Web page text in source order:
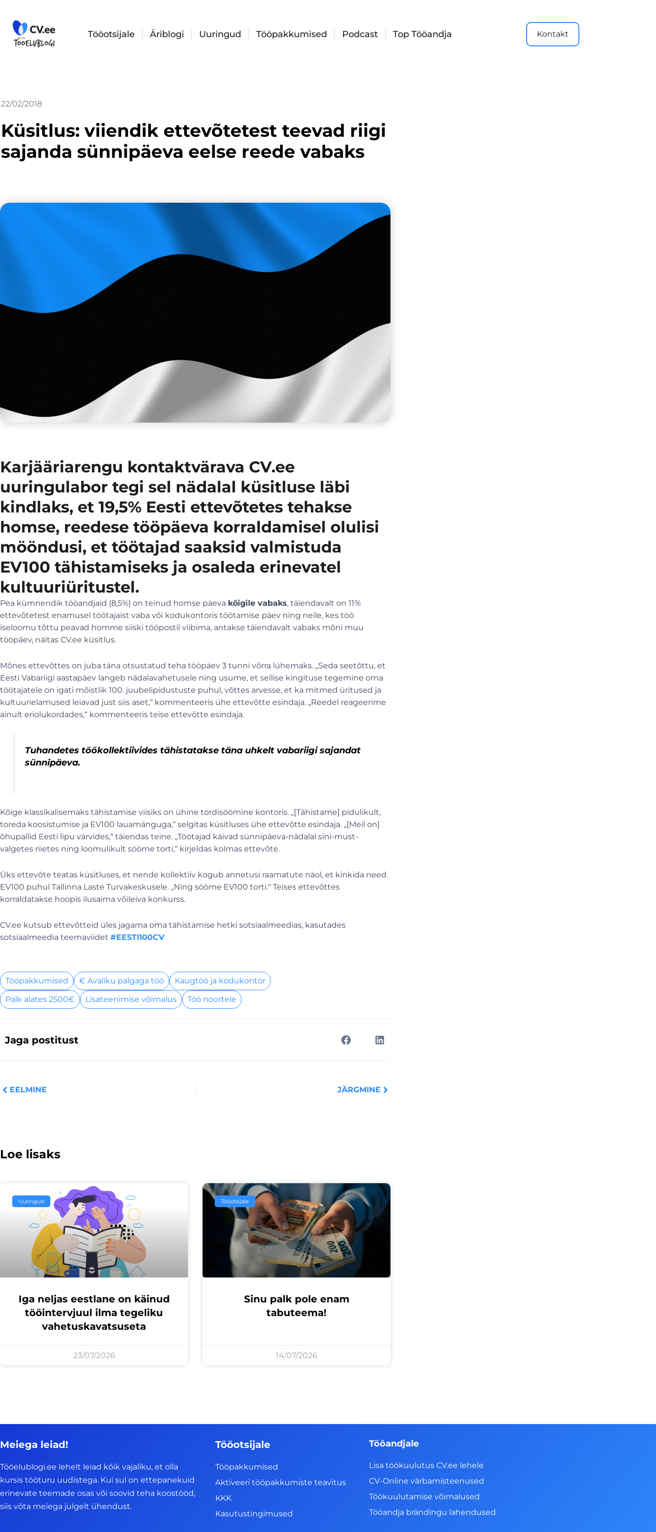
content
Tööotsijale Äriblogi Uuringud Tööpakkumised Podcast Top Tööandja Kontakt
22/02/2018
Küsitlus: viiendik ettevõtetest teevad riigi
sajanda sünnipäeva eelse reede vabaks
Karjääriarengu kontaktvärava CV.ee
uuringulabor tegi sel nädalal küsitluse läbi
kindlaks, et 19,5% Eesti ettevõtetes tehakse
homse, reedese tööpäeva korraldamisel olulisi
mööndusi, et töötajad saaksid valmistuda
EV100 tähistamiseks ja osaleda erinevatel
kultuuriüritustel.
Pea kümnendik tööandjaid (8,5%) on teinud homse päeva kõigile vabaks, täiendavalt on 11%
ettevõtetest enamusel töötajaist vaba või kodukontoris töötamise päev ning neile, kes töö
iseloomu tõttu peavad homme siiski tööpostil viibima, antakse täiendavalt vabaks mõni muu
tööpäev, näitas CV.ee küsitlus.
Mõnes ettevõttes on juba täna otsustatud teha tööpäev 3 tunni võrra lühemaks. „Seda seetõttu, et
Eesti Vabariigi aastapäev langeb nädalavahetusele ning usume, et sellise kingituse tegemine oma
töötajatele on igati mõistlik 100. juubelipidustuste puhul, võttes arvesse, et ka mitmed üritused ja
kultuurielamused leiavad just siis aset,“ kommenteeris ühe ettevõtte esindaja. „Reedel reageerime
ainult eriolukordades,“ kommenteeris teise ettevõtte esindaja.
Tuhandetes töökollektiivides tähistatakse täna uhkelt vabariigi sajandat
sünnipäeva.
Kõige klassikalisemaks tähistamise viisiks on ühine tordisöömine kontoris. „[Tähistame] pidulikult,
toreda koosistumise ja EV100 lauamänguga,“ selgitas küsitluses ühe ettevõtte esindaja. „[Meil on]
õhupallid Eesti lipu värvides,“ täiendas teine. „Töötajad käivad sünnipäeva-nädalal sini-must-
valgetes riietes ning loomulikult sööme torti,“ kirjeldas kolmas ettevõte.
Üks ettevõte teatas küsitluses, et nende kollektiiv kogub annetusi raamatute näol, et kinkida need
EV100 puhul Tallinna Laste Turvakeskusele. „Ning sööme EV100 torti.“ Teises ettevõttes
korraldatakse hoopis ilusaima võileiva konkurss.
CV.ee kutsub ettevõtteid üles jagama oma tähistamise hetki sotsiaalmeedias, kasutades
sotsiaalmeedia teemaviidet #EESTI100CV
Tööpakkumised € Avaliku palgaga töö
Kaugtöö ja kodukontor
Palk alates 2500€
Lisateenimise võimalus Töö noortele
Jaga postitust
EELMINE JÄRGMINE
Loe lisaks
Uuringud
Iga neljas eestlane on käinud
tööintervjuul ilma tegeliku
vahetuskavatsuseta
23/07/2026
Tööotsijale
Sinu palk pole enam
tabuteema!
14/07/2026
Meiega leiad!
Tööelublogi.ee lehelt leiad kõik vajaliku, et olla
kursis tööturu uudistega. Kui sul on ettepanekuid
erinevate teemade osas või soovid teha koostööd,
siis võta meiega julgelt ühendust.
Tööotsijale
Tööpakkumised
Aktiveeri tööpakkumiste teavitus
KKK
Kasutustingimused
Tööandjale
Lisa töökuulutus CV.ee lehele
CV-Online värbamisteenused
Töökuulutamise võimalused
Tööandja brändingu lahendused